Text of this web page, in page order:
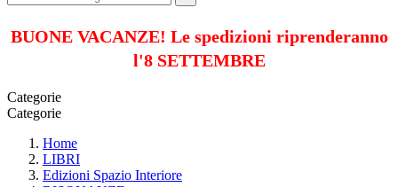
BUONE VACANZE! Le spedizioni riprenderanno
l'8 SETTEMBRE
Categorie
Categorie
Home
LIBRI
Edizioni Spazio Interiore